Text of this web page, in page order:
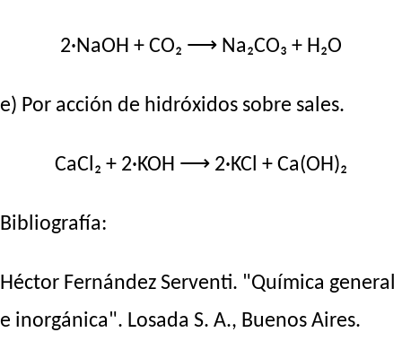
2·NaOH + CO₂ ⟶ Na₂CO₃ + H₂O
e) Por acción de hidróxidos sobre sales.
CaCl₂ + 2·KOH ⟶ 2·KCl + Ca(OH)₂
Bibliografía:
Héctor Fernández Serventi. "Química general
e inorgánica". Losada S. A., Buenos Aires.